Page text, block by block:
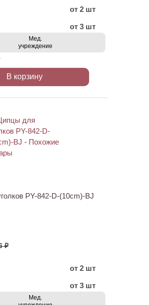
от 2 шт
от 3 шт
Мед.
учреждение
В корзину
PY-842-D-(10cm)-BJ
₽
от 2 шт
от 3 шт
Мед.